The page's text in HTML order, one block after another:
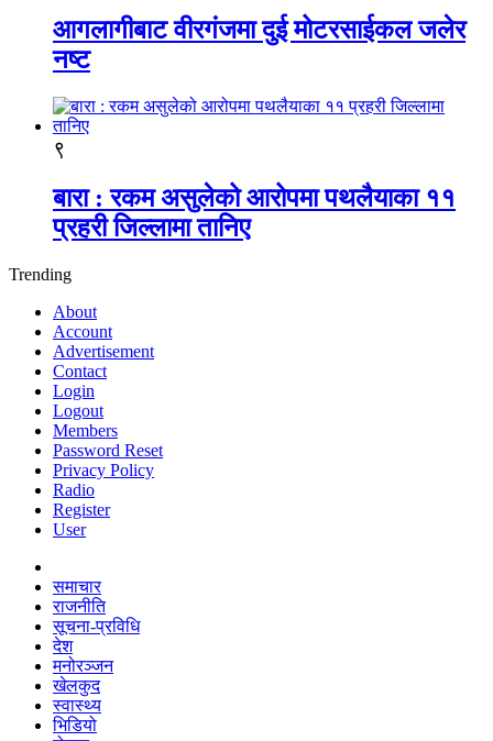
आगलागीबाट वीरगंजमा दुई मोटरसाईकल जलेर
नष्ट
९
बारा : रकम असुलेको आरोपमा पथलैयाका ११
प्रहरी जिल्लामा तानिए
Trending
About
Account
Advertisement
Contact
Login
Logout
Members
Password Reset
Privacy Policy
Radio
Register
User
समाचार
राजनीति
सूचना-प्रविधि
देश
मनोरञ्जन
खेलकुद
स्वास्थ्य
भिडियो